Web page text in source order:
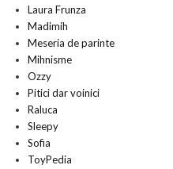
Laura Frunza
Madimih
Meseria de parinte
Mihnisme
Ozzy
Pitici dar voinici
Raluca
Sleepy
Sofia
ToyPedia